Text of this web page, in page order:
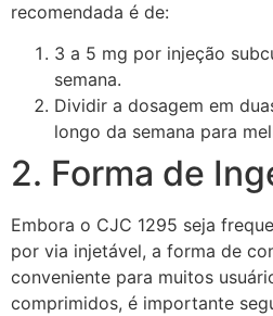
recomendada é de:
3 a 5 mg por injeção
semana.
Dividir a dosagem em
longo da semana para
2. Forma de
Embora o CJC 1295 seja
por via injetável, a forma de
conveniente para muitos
comprimidos, é importante